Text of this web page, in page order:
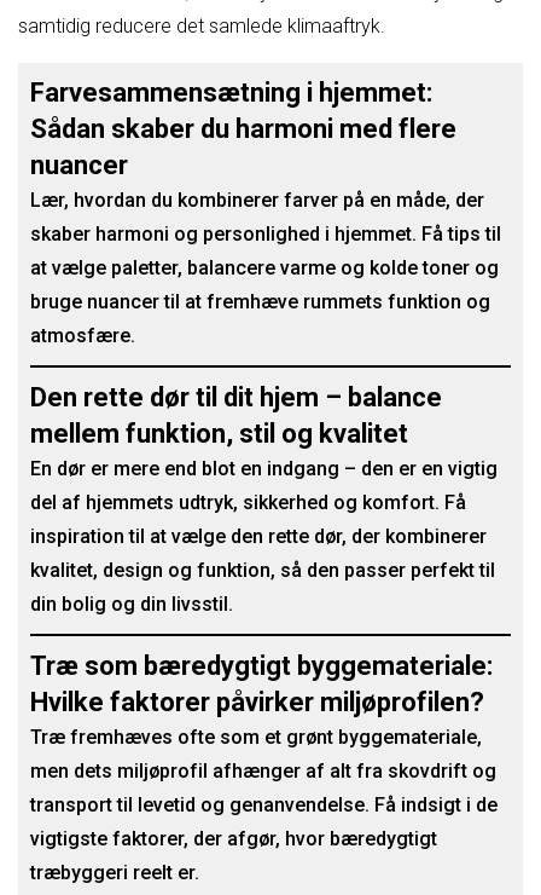
samtidig reducere det samlede klimaaftryk.
Farvesammensætning i hjemmet:
Sådan skaber du harmoni med flere
nuancer
Lær, hvordan du kombinerer farver på en måde, der
skaber harmoni og personlighed i hjemmet. Få tips til
at vælge paletter, balancere varme og kolde toner og
bruge nuancer til at fremhæve rummets funktion og
atmosfære.
Den rette dør til dit hjem – balance
mellem funktion, stil og kvalitet
En dør er mere end blot en indgang – den er en vigtig
del af hjemmets udtryk, sikkerhed og komfort. Få
inspiration til at vælge den rette dør, der kombinerer
kvalitet, design og funktion, så den passer perfekt til
din bolig og din livsstil.
Træ som bæredygtigt byggemateriale:
Hvilke faktorer påvirker miljøprofilen?
Træ fremhæves ofte som et grønt byggemateriale,
men dets miljøprofil afhænger af alt fra skovdrift og
transport til levetid og genanvendelse. Få indsigt i de
vigtigste faktorer, der afgør, hvor bæredygtigt
træbyggeri reelt er.